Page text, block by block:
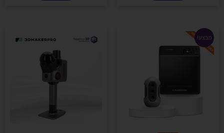
מבצע!